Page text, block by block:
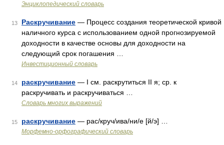
Энциклопедический словарь
13 Раскручивание — Процесс создания теоретической кривой
наличного курса с использованием одной прогнозируемой
доходности в качестве основы для доходности на
следующий срок погашения …
Инвестиционный словарь
14 раскручивание — I см. раскрутиться II я; ср. к
раскручивать и раскручиваться …
Словарь многих выражений
15 раскручивание — рас/круч/ива/ни/е [й/э] …
Морфемно-орфографический словарь